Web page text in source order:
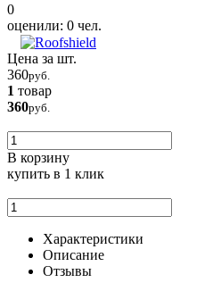
0
оценили: 0 чел.
Цена за шт.
360руб.
1 товар
360руб.
В корзину
купить в 1 клик
Характеристики
Описание
Отзывы